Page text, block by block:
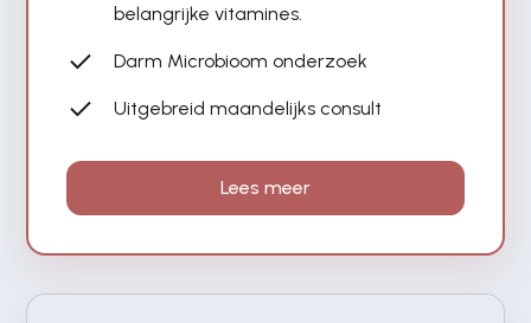
belangrijke vitamines.
Darm Microbioom onderzoek
Uitgebreid maandelijks consult
Lees meer